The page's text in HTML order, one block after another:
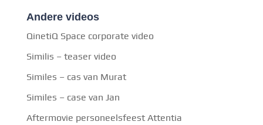
Andere videos
QinetiQ Space corporate video
Similis – teaser video
Similes – cas van Murat
Similes – case van Jan
Aftermovie personeelsfeest Attentia